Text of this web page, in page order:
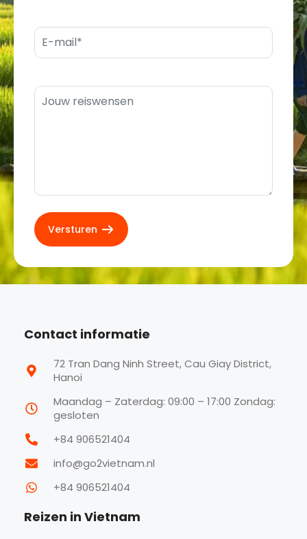
Contact informatie
72 Tran Dang Ninh Street, Cau Giay District,
Hanoi
Maandag – Zaterdag: 09:00 – 17:00 Zondag:
gesloten
+84 906521404
info@go2vietnam.nl
+84 906521404
Reizen in Vietnam